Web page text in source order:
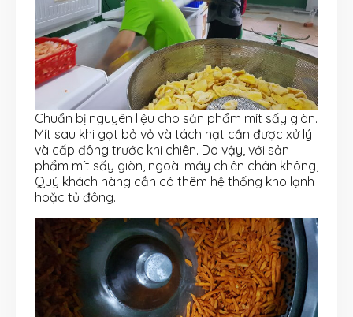
Chuẩn bị nguyên liệu cho sản phẩm mít sấy giòn.
Mít sau khi gọt bỏ vỏ và tách hạt cần được xử lý
và cấp đông trước khi chiên. Do vậy, với sản
phẩm mít sấy giòn, ngoài máy chiên chân không,
Quý khách hàng cần có thêm hệ thống kho lạnh
hoặc tủ đông.